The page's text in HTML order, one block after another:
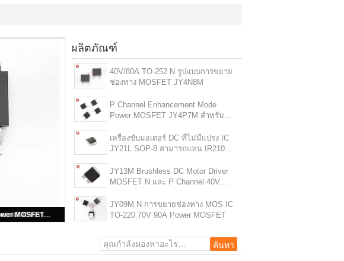
JY4N8M
ผลิตภัณฑ์
40V/80A TO-252 N รูปแบบการขยาย
ช่องทาง MOSFET JY4N8M
P Channel Enhancement Mode
Power MOSFET JY4P7M สําหรับ
เครื่องขับมอเตอร์ DC ที่ไม่มีแปรง IC
JY21L SOP-8 สามารถแทน IR2101S
เล็กและปานกลาง
JY13M Brushless DC Motor Driver
MOSFET N และ P Channel 40V
JY09M N การขยายช่องทาง MOS IC
TO-220 70V 90A Power MOSFET